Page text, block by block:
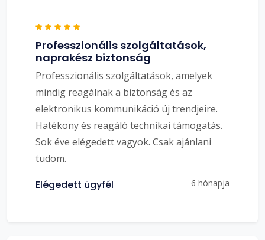
Professzionális szolgáltatások,
naprakész biztonság
Professzionális szolgáltatások, amelyek
mindig reagálnak a biztonság és az
elektronikus kommunikáció új trendjeire.
Hatékony és reagáló technikai támogatás.
Sok éve elégedett vagyok. Csak ajánlani
tudom.
Elégedett ügyfél 6 hónapja